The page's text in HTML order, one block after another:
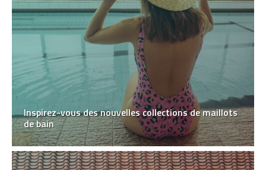
Inspirez-vous des nouvelles collections de maillots
de bain